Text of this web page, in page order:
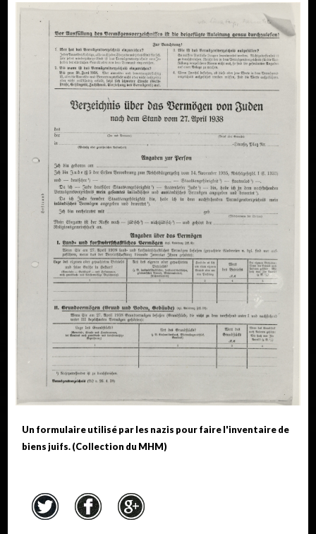
Un formulaire utilisé par les nazis pour faire l'inventaire de
biens juifs. (Collection du MHM)